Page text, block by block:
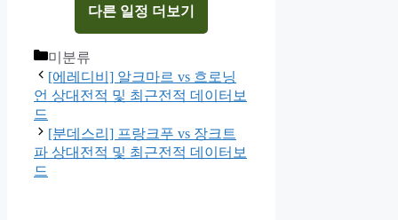
다른 일정 더보기
Categories
미분류
[에레디비] 알크마르 vs 흐로닝
언 상대전적 및 최근전적 데이터보
드
[분데스리] 프랑크푸 vs 장크트
파 상대전적 및 최근전적 데이터보
드